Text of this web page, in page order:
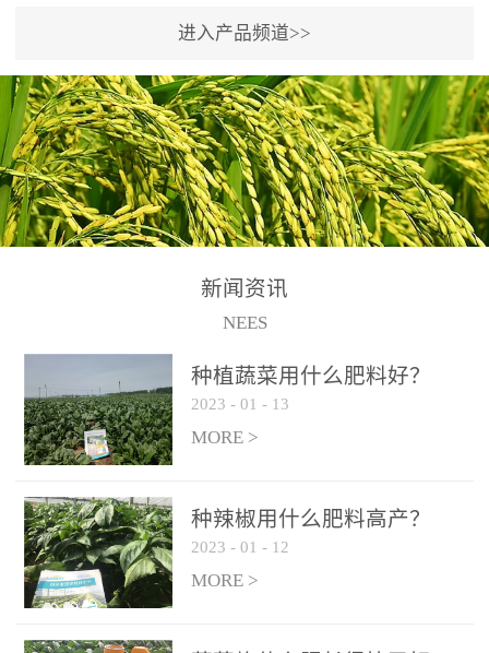
次。移栽前使用，储存在
苗株体内，移栽后，逐步
释放并快速补充营养。3、
作为补氮肥使用：30-100
倍喷施，在开花前期、幼
果期及采摘后各施一次，
间隔2-3周喷施一次。4、
作为叶面肥喷施使用：稀
周喷施一次。5、冲施及滴
灌：亩用量2-3公斤，冲施
进水75%后再进肥效果更
佳。
均可。3、沟施穴施:幼树
环状沟施，每棵用150-
200g，成年树放射状沟
施，每棵用0.5kg-1kg，可
拌肥施，也可拌土施。4、
拌苗床土：每平方米苗床
土用本品1kg-2kg与苗床土
混匀后播种。5、园林盆
土用本品30g-50g追肥或作
底肥。
【通用名称】有机水溶肥
料【产品剂型】水剂【产
品规格】5kg、20kg【技术
指标】有机质≥200g/L、
N+K2O70g/L、PH:6.5-
8.5、水不溶物≤50g/L【执
行标准】NY/T3831-
(2019)准字15306号【使用
灌及无土栽培和营养液的
配方施肥。1、苗期冲施、
滴灌:3-5kg/亩/次(45-75kg/
公顷/次)。2、花前花后或
生长前期︰冲施、滴灌2.5-
5kg/亩/次配合大量元素水
溶肥一起使用，花芽、花
苞饱满，座果率高。3、幼
【通用名称】有机水溶肥
料【产品剂型】水剂【产
品规格】5kg、20kg【技术
指标】有机质≥200g/L、
N+K2O70g/L、PH:6.5-
8.5、水不溶物≤50g/L【执
行标准】NY/T3831-
(2019)准字15306号【使用
方法】适合于基施、追
灌及无土栽培和营养液的
配方施肥。1、苗期冲施、
5kg/亩/次配合大量元素水
进入产品频道>>
新闻资讯
NEES
种植蔬菜用什么肥料好？
2023 - 01 - 13
MORE >
种辣椒用什么肥料高产？
2023 - 01 - 12
MORE >